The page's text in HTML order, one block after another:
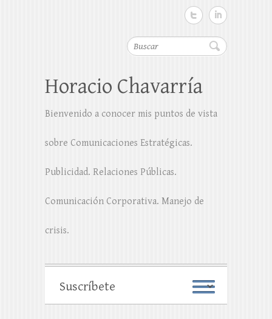
Buscar
Horacio Chavarría
Bienvenido a conocer mis puntos de vista
sobre Comunicaciones Estratégicas.
Publicidad. Relaciones Públicas.
Comunicación Corporativa. Manejo de
crisis.